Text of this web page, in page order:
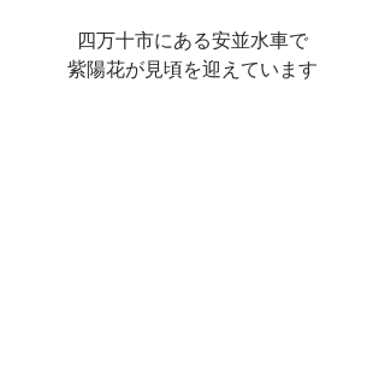
四万十市にある安並水車で
紫陽花が見頃を迎えています